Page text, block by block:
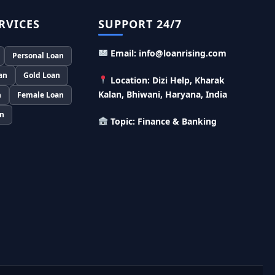
लिए ले सकते है पुरे 9 लाख तक का लोन, मिलती है तगड़ी
सब्सिडी
PM Dhan Dhanya Kirshi Loan Scheme: अब
किसान साथी PM धन धान्य कृषि लोन योजना से ले सकते है
Personal Loan
Gold Loan
Female Loan
SUPPORT 24/7
Email: info@loanrising.com
Location: Dizi Help, Kharak
Kalan, Bhiwani, Haryana, India
Topic: Finance & Banking